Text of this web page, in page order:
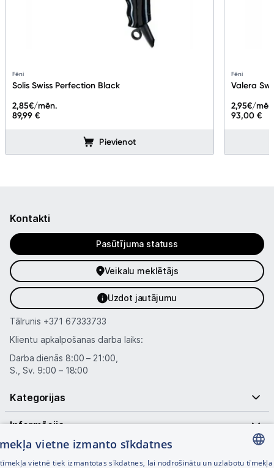
Fēni
Solis Swiss Perfection Black
89,99 €
2,85€/mēn.
Pievienot
Fēni
Valera
93,00 €
2,95€/
Kontakti
Pasūtījuma statuss
Veikalu meklētājs
Uzdot jautājumu
Tālrunis +371 67333733
Klientu apkalpošanas darba laiks:
Darba dienās 8:00 – 21:00,
S., Sv. 9:00 – 18:00
Kategorijas
Informācija
Noderīgas saites
vietne izmanto sīkdatnes
vietnē tiek izmantotas sīkdatnes, lai nodrošinātu un uzlabotu tīmekļa